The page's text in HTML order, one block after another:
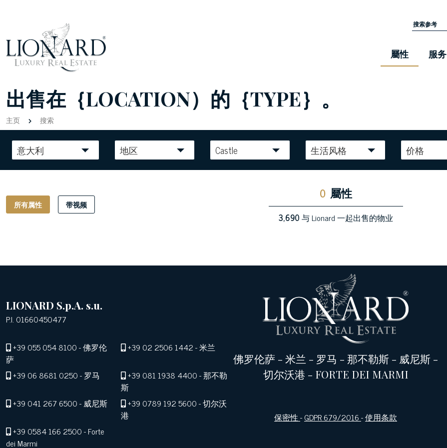
屬性 服务
出售在｛LOCATION）的｛TYPE｝。
主页 搜索
意大利 地区 Castle 生活风格 价格
所有属性 带视频
0 屬性
3,690与 Lionard 一起出售的物业
LIONARD S.p.A. s.u.
P.I. 01660450477
+39 055 054 8100- 佛罗伦
萨
+39 02 2506 1442- 米兰
+39 06 8681 0250- 罗马 +39 081 1938 4400- 那不勒
斯
+39 041 267 6500- 威尼斯 +39 0789 192 5600- 切尔沃
港
+39 0584 166 2500- Forte
dei Marmi
佛罗伦萨 - 米兰 - 罗马 - 那不勒斯 - 威尼斯 -
切尔沃港 - FORTE DEI MARMI
保密性-GDPR 679/2016-使用条款